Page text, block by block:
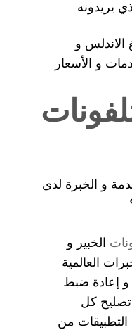
يريدونه
و
و الأسعار
و الخبرة لدى
الخبير و
العالمية
و إعادة ضبط
تصليح كل
التطبيقات من